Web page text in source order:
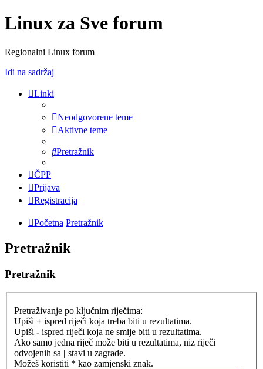
Linux za Sve forum
Regionalni Linux forum
Idi na sadržaj
Linki
Neodgovorene teme
Aktivne teme
Pretražnik
ČPP
Prijava
Registracija
Početna Pretražnik
Pretražnik
Pretražnik
Pretraživanje po ključnim riječima:
Upiši + ispred riječi koja treba biti u rezultatima.
Upiši - ispred riječi koja ne smije biti u rezultatima.
Ako samo jedna riječ može biti u rezultatima, niz riječi
odvojenih sa | stavi u zagrade.
Možeš koristiti * kao zamjenski znak.